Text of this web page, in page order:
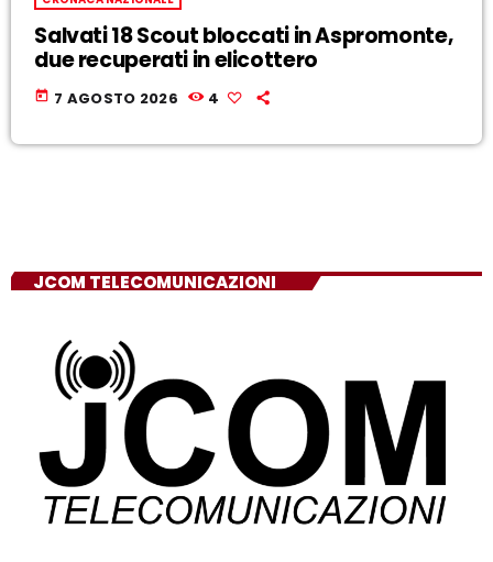
Salvati 18 Scout bloccati in Aspromonte,
due recuperati in elicottero
today 7 AGOSTO 2026 4
JCOM TELECOMUNICAZIONI